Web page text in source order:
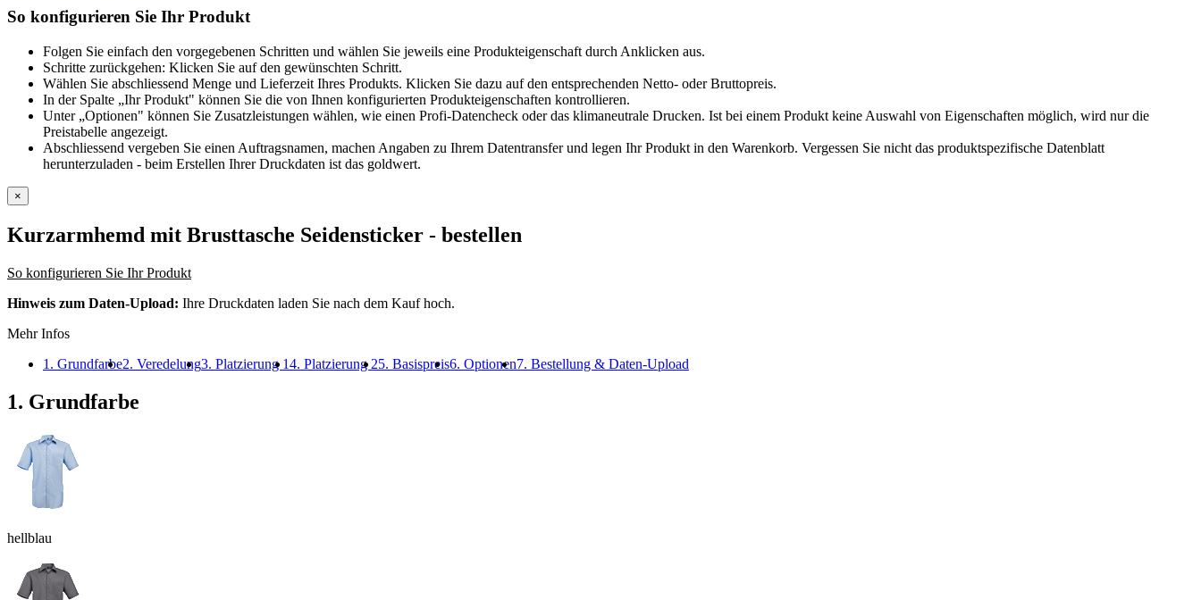
So konfigurieren Sie Ihr Produkt
Folgen Sie einfach den vorgegebenen Schritten und wählen Sie jeweils eine Produkteigenschaft durch Anklicken aus.
Schritte zurückgehen: Klicken Sie auf den gewünschten Schritt.
Wählen Sie abschliessend Menge und Lieferzeit Ihres Produkts. Klicken Sie dazu auf den entsprechenden Netto- oder Bruttopreis.
In der Spalte „Ihr Produkt" können Sie die von Ihnen konfigurierten Produkteigenschaften kontrollieren.
Unter „Optionen" können Sie Zusatzleistungen wählen, wie einen Profi-Datencheck oder das klimaneutrale Drucken. Ist bei einem Produkt keine Auswahl von Eigenschaften möglich, wird nur die
Preistabelle angezeigt.
Abschliessend vergeben Sie einen Auftragsnamen, machen Angaben zu Ihrem Datentransfer und legen Ihr Produkt in den Warenkorb. Vergessen Sie nicht das produktspezifische Datenblatt
herunterzuladen - beim Erstellen Ihrer Druckdaten ist das goldwert.
×
Kurzarmhemd mit Brusttasche Seidensticker - bestellen
So konfigurieren Sie Ihr Produkt
Hinweis zum Daten-Upload: Ihre Druckdaten laden Sie nach dem Kauf hoch.
Mehr Infos
1. Grundfarbe2. Veredelung3. Platzierung 14. Platzierung 25. Basispreis6. Optionen7. Bestellung & Daten-Upload
1. Grundfarbe
hellblau